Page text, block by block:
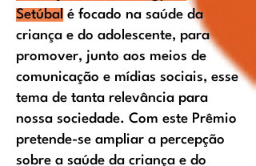
Setúbal é focado na saúde da
criança e do adolescente, para
promover, junto aos meios de
comunicação e mídias sociais, esse
tema de tanta relevância para
nossa sociedade. Com este Prêmio
pretende-se ampliar a percepção
sobre a saúde da criança e do